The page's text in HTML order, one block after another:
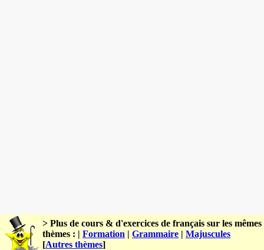
> Plus de cours & d'exercices de français sur les mêmes
thèmes : | Formation | Grammaire | Majuscules
[Autres thèmes]